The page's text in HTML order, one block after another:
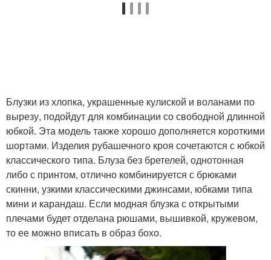
Блузки из хлопка, украшенные кулиской и воланами по
вырезу, подойдут для комбинации со свободной длинной
юбкой. Эта модель также хорошо дополняется короткими
шортами. Изделия рубашечного кроя сочетаются с юбкой
классического типа. Блуза без бретелей, однотонная
либо с принтом, отлично комбинируется с брюками
скинни, узкими классическими джинсами, юбками типа
мини и карандаш. Если модная блузка с открытыми
плечами будет отделана рюшами, вышивкой, кружевом,
то ее можно вписать в образ бохо.